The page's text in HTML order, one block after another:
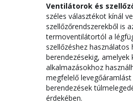
Ventilátorok és
széles választékot kínál
szellőzőrendszerekből is
termoventilátortól a
szellőzéshez
berendezésekig, amelyek
alkalmazásokhoz
megfelelő
berendezések
érdekében.